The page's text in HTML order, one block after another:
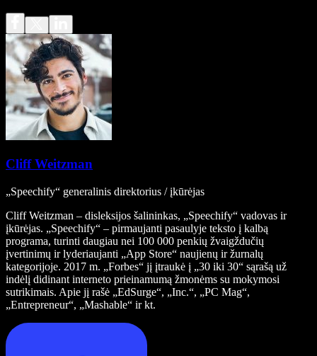
Cliff Weitzman
„Speechify“ generalinis direktorius / įkūrėjas
Cliff Weitzman – disleksijos šalininkas, „Speechify“ vadovas ir
įkūrėjas. „Speechify“ – pirmaujanti pasaulyje teksto į kalbą
programa, turinti daugiau nei 100 000 penkių žvaigždučių
įvertinimų ir lyderiaujanti „App Store“ naujienų ir žurnalų
kategorijoje. 2017 m. „Forbes“ jį įtraukė į „30 iki 30“ sąrašą už
indėlį didinant interneto prieinamumą žmonėms su mokymosi
sutrikimais. Apie jį rašė „EdSurge“, „Inc.“, „PC Mag“,
„Entrepreneur“, „Mashable“ ir kt.